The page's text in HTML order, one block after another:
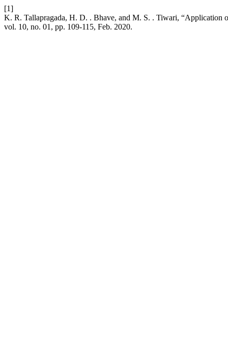
[1]
K. R. Tallapragada, H. D. . Bhave, and M. S. . Tiwari,
vol. 10, no. 01, pp. 109-115, Feb. 2020.